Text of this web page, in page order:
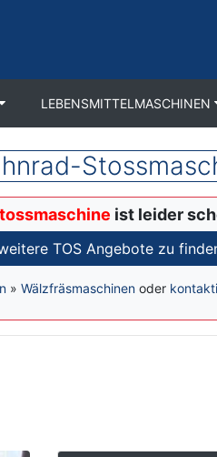
LEBENSMITTELMASCHINEN
ist leider
TOS Angebote zu
» Wälzfräsmaschinenoder